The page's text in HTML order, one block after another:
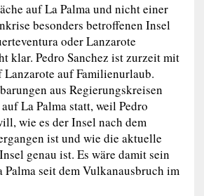
auf La Palma und nicht einer
besonders betroffenen Insel
oder Lanzarote
klar. Pedro Sanchez ist zurzeit mit
Lanzarote auf Familienurlaub.
aus Regierungskreisen
La Palma statt, weil Pedro
wie es der Insel nach dem
ist und wie die aktuelle
genau ist. Es wäre damit sein
Palma seit dem Vulkanausbruch im